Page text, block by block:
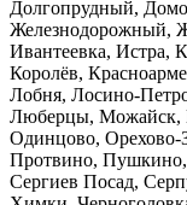
Долгопрудный,
Железнодорожный,
Ивантеевка, Истра,
Королёв,
Лобня, Лосино-
Люберцы, Можайск,
Одинцово, Орехово-
Протвино, Пушкино,
Сергиев Посад,